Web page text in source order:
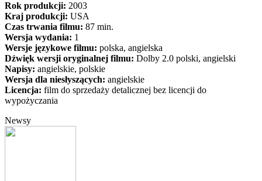
Rok produkcji: 2003
Kraj produkcji: USA
Czas trwania filmu: 87 min.
Wersja wydania: 1
Wersje językowe filmu: polska, angielska
Dźwięk wersji oryginalnej filmu: Dolby 2.0 polski, angielski
Napisy: angielskie, polskie
Wersja dla niesłyszących: angielskie
Licencja: film do sprzedaży detalicznej bez licencji do
wypożyczania
Newsy